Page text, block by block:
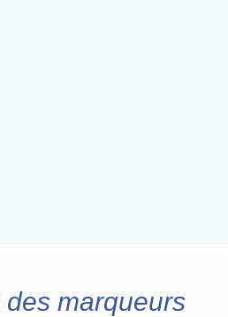
marqueurs